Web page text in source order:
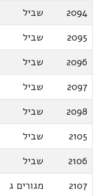
2094
שביל
2095
שביל
2096
שביל
2097
שביל
2098
שביל
2105
שביל
2106
שביל
2107
מגורים ג